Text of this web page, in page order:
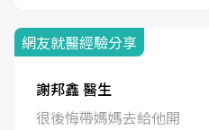
網友就醫經驗分享
謝邦鑫 醫生
很後悔帶媽媽去給他開